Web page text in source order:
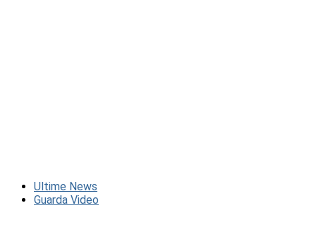
Ultime News
Guarda Video